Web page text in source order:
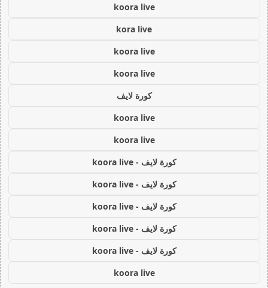
koora live
kora live
koora live
koora live
كورة لايف
koora live
koora live
كورة لايف - koora live
كورة لايف - koora live
كورة لايف - koora live
كورة لايف - koora live
كورة لايف - koora live
koora live